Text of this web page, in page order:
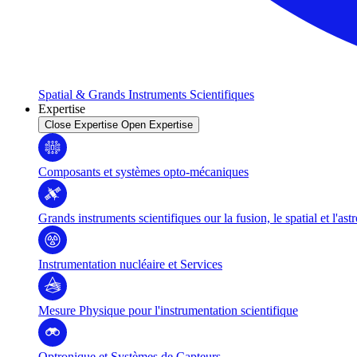
Spatial & Grands Instruments Scientifiques
Expertise
Close Expertise Open Expertise
Composants et systèmes opto-mécaniques
Grands instruments scientifiques our la fusion, le spatial et
Instrumentation nucléaire et Services
Mesure Physique pour l'instrumentation scientifique